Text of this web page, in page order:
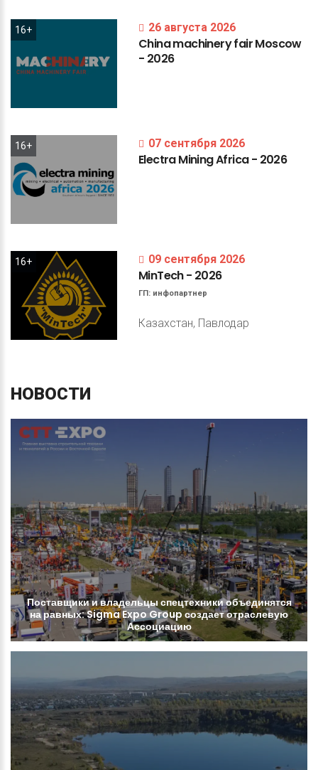
16+ 26 августа 2026
ChinamachineryfairMoscow
- 2026
16+ 07 сентября 2026
ElectraMiningAfrica- 2026
16+ 09 сентября 2026
MinTech- 2026
ГП: инфопартнер
Казахстан, Павлодар
НОВОСТИ
Поставщикиивладельцыспецтехникиобъединятся
наравных:SigmaExpoGroup создаетотраслевую
Ассоциацию